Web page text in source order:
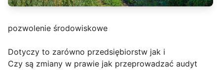
pozwolenie środowiskowe
Dotyczy to zarówno przedsiębiorstw jak i
Czy są zmiany w prawie jak przeprowadzać audyt